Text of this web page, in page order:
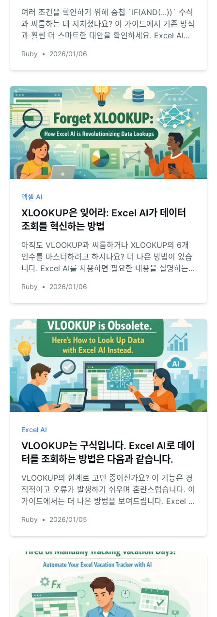
여러 조건을 확인하기 위해 중첩 `IF(AND(...))` 수식
과 씨름하는 데 지치셨나요? 이 가이드에서 기존 방식
과 훨씬 더 스마트한 대안을 확인하세요. Excel AI가
하고 오류를 방지하는지 알아보세요.
Ruby • 2026/01/06
엑셀 AI
XLOOKUP은 잊어라: Excel AI가 데이터
조회를 혁신하는 방법
아직도 VLOOKUP과 씨름하거나 XLOOKUP의 6개
인수를 마스터하려고 하시나요? 더 나은 방법이 있습
니다. Excel AI를 사용하면 필요한 내용을 설명하는
골치 아픈 수식 작성 시간을 몇 시간이나 절약할 수 있
습니다.
Ruby • 2026/01/06
Excel AI
VLOOKUP는 구식입니다. Excel AI로 데이
터를 조회하는 방법은 다음과 같습니다.
VLOOKUP의 한계로 고민 중이신가요? 이 기능은 경
직적이고 오류가 발생하기 쉬우며 혼란스럽습니다. 이
가이드에서는 더 나은 방법을 보여드립니다. Excel AI
을 병합하고 데이터를 조회하여 수 시간의 수작업을
절약해 주는지 알아보세요.
Ruby • 2026/01/05